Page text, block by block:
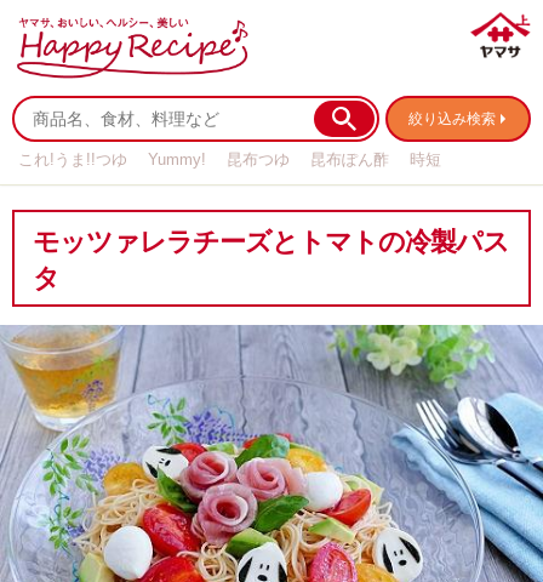
絞り込み検索
これ!うま!!つゆ Yummy! 昆布つゆ 昆布ぽん酢
時短
モッツァレラチーズとトマトの冷製パス
タ